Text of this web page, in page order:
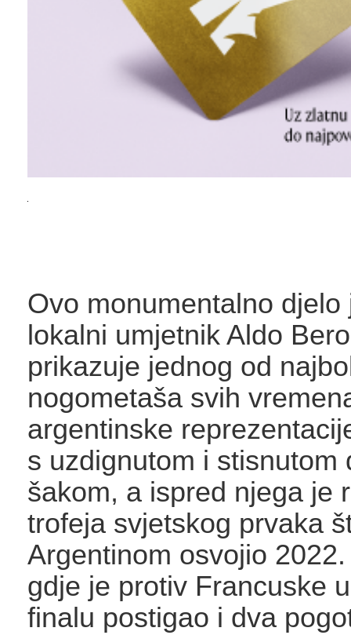
Ovo monumentalno djelo
lokalni umjetnik Aldo
prikazuje jednog od
nogometaša svih
argentinske
s uzdignutom i stisnutom
šakom, a ispred njega je
trofeja svjetskog prvaka
Argentinom osvojio
gdje je protiv Francuske
finalu postigao i dva